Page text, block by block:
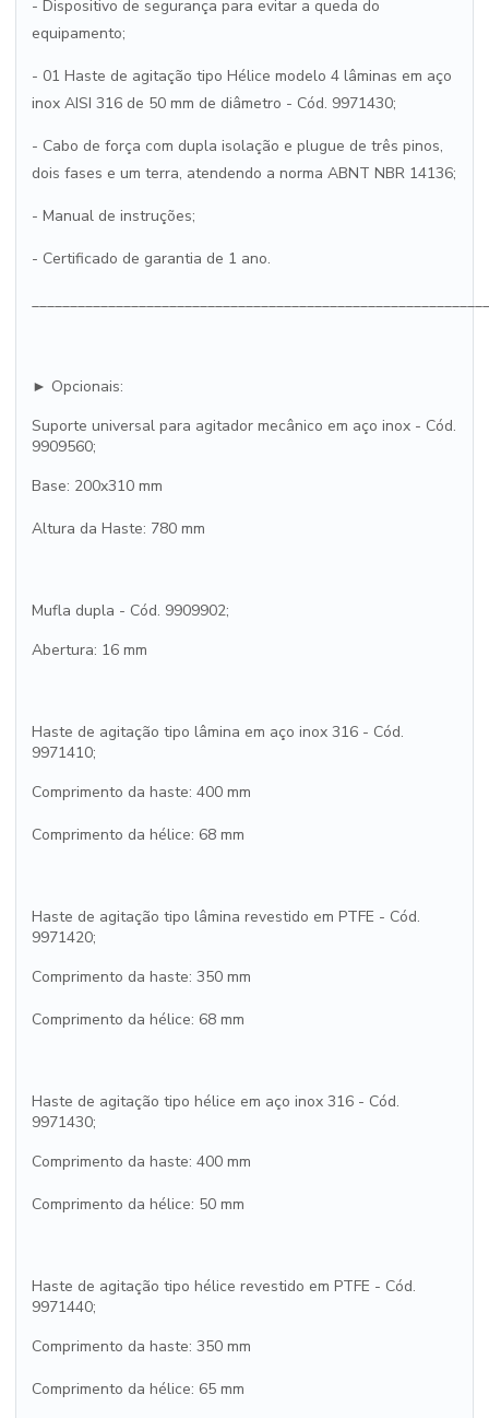
- Dispositivo de segurança para evitar a queda do
equipamento;
- 01 Haste de agitação tipo Hélice modelo 4 lâminas em aço
inox AISI 316 de 50 mm de diâmetro - Cód. 9971430;
- Cabo de força com dupla isolação e plugue de três pinos,
dois fases e um terra, atendendo a norma ABNT NBR 14136;
- Manual de instruções;
- Certificado de garantia de 1 ano.
► Opcionais:
Suporte universal para agitador mecânico em aço inox - Cód.
9909560;
Base: 200x310 mm
Altura da Haste: 780 mm
Mufla dupla - Cód. 9909902;
Abertura: 16 mm
Haste de agitação tipo lâmina em aço inox 316 - Cód.
9971410;
Comprimento da haste: 400 mm
Comprimento da hélice: 68 mm
Haste de agitação tipo lâmina revestido em PTFE - Cód.
9971420;
Comprimento da haste: 350 mm
Comprimento da hélice: 68 mm
Haste de agitação tipo hélice em aço inox 316 - Cód.
9971430;
Comprimento da haste: 400 mm
Comprimento da hélice: 50 mm
Haste de agitação tipo hélice revestido em PTFE - Cód.
9971440;
Comprimento da haste: 350 mm
Comprimento da hélice: 65 mm